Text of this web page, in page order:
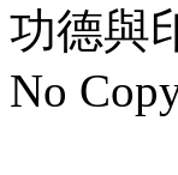
功德與
No